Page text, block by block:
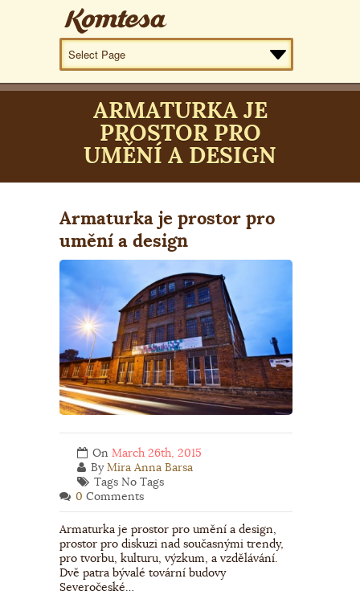
ARMATURKA JE
PROSTOR PRO
UMĚNÍ A DESIGN
Armaturka je prostor pro
umění a design
On March 26th, 2015
ByMira Anna Barsa
Tags No Tags
0 Comments
Armaturka je prostor pro umění a design,
prostor pro diskuzi nad současnými trendy,
pro tvorbu, kulturu, výzkum, a vzdělávání.
Dvě patra bývalé tovární budovy
Severočeské…